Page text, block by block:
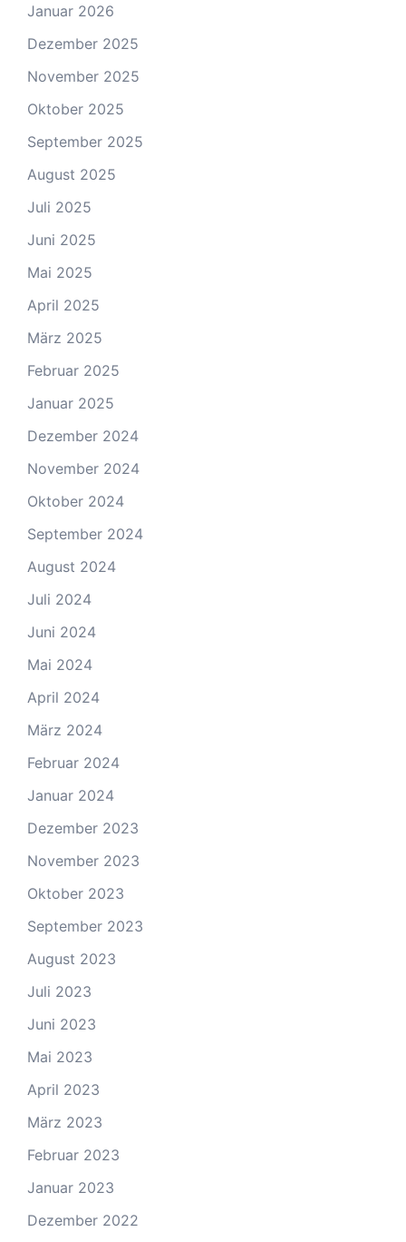
Januar 2026
Dezember 2025
November 2025
Oktober 2025
September 2025
August 2025
Juli 2025
Juni 2025
Mai 2025
April 2025
März 2025
Februar 2025
Januar 2025
Dezember 2024
November 2024
Oktober 2024
September 2024
August 2024
Juli 2024
Juni 2024
Mai 2024
April 2024
März 2024
Februar 2024
Januar 2024
Dezember 2023
November 2023
Oktober 2023
September 2023
August 2023
Juli 2023
Juni 2023
Mai 2023
April 2023
März 2023
Februar 2023
Januar 2023
Dezember 2022